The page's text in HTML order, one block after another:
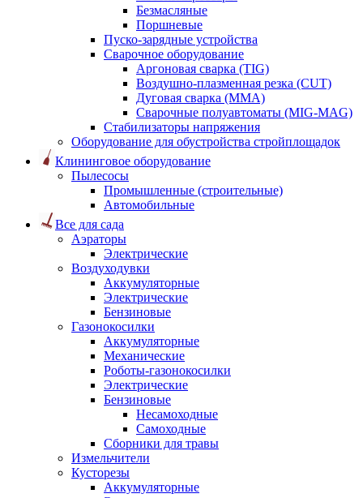
Безмасляные
Поршневые
Пуско-зарядные устройства
Сварочное оборудование
Аргоновая сварка (TIG)
Воздушно-плазменная резка (CUT)
Дуговая сварка (ММА)
Сварочные полуавтоматы (MIG-MAG)
Стабилизаторы напряжения
Оборудование для обустройства стройплощадок
Клининговое оборудование
Пылесосы
Промышленные (строительные)
Автомобильные
Все для сада
Аэраторы
Электрические
Воздуходувки
Аккумуляторные
Электрические
Бензиновые
Газонокосилки
Аккумуляторные
Механические
Роботы-газонокосилки
Электрические
Бензиновые
Несамоходные
Самоходные
Сборники для травы
Измельчители
Кусторезы
Аккумуляторные